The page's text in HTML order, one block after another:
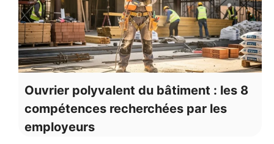
Ouvrier polyvalent du bâtiment : les 8
compétences recherchées par les
employeurs